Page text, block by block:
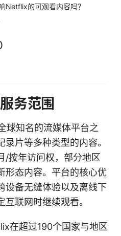
Netflix的可观看内容吗？
务范围
球知名的流媒体平台之
片等多种类型的内容。
/按年访问权，部分地区
形态内容。平台的核心优
设备无缝体验以及离线下
联网时继续观看。
在超过190个国家与地区